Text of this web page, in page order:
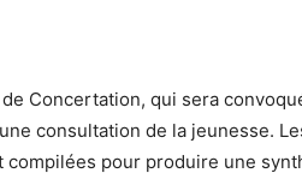
Concertation, qui sera
consultation de la jeunesse.
pour produire une